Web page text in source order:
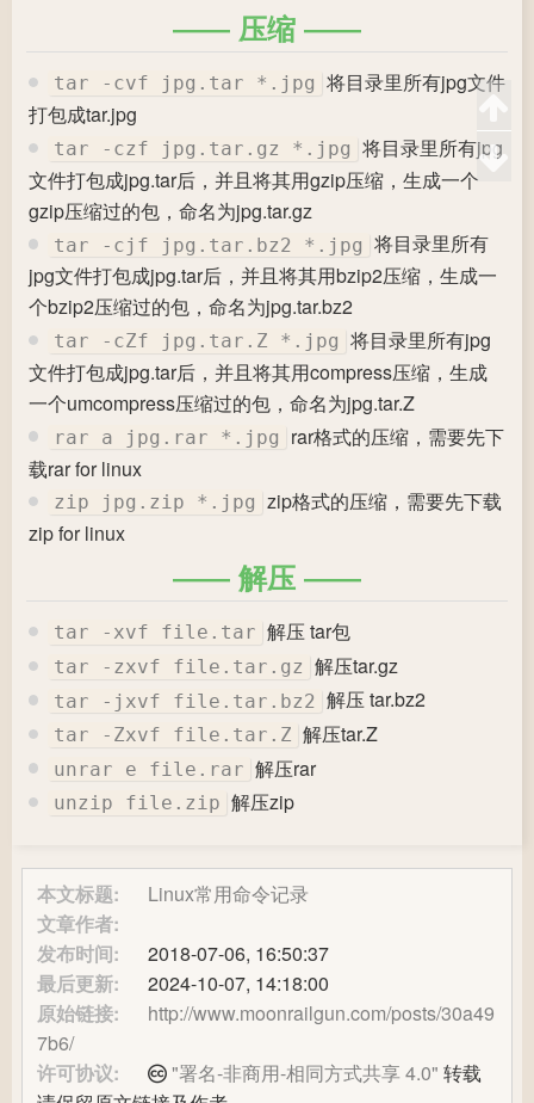
压缩
tar -cvf jpg.tar *.jpg 将目录里所有jpg文件
打包成tar.jpg
tar -czf jpg.tar.gz *.jpg 将目录里所有jpg
文件打包成jpg.tar后，并且将其用gzip压缩，生成一个
gzip压缩过的包，命名为jpg.tar.gz
tar -cjf jpg.tar.bz2 *.jpg 将目录里所有
jpg文件打包成jpg.tar后，并且将其用bzip2压缩，生成一
个bzip2压缩过的包，命名为jpg.tar.bz2
tar -cZf jpg.tar.Z *.jpg 将目录里所有jpg
文件打包成jpg.tar后，并且将其用compress压缩，生成
一个umcompress压缩过的包，命名为jpg.tar.Z
rar a jpg.rar *.jpg
rar格式的压缩，需要先下
载rar for linux
zip jpg.zip *.jpg zip格式的压缩，需要先下载
zip for linux
解压
tar -xvf file.tar 解压 tar包
tar -zxvf file.tar.gz 解压tar.gz
tar -jxvf file.tar.bz2 解压 tar.bz2
tar -Zxvf file.tar.Z 解压tar.Z
unrar e file.rar 解压rar
unzip file.zip 解压zip
本文标题:
Linux常用命令记录
文章作者:
发布时间:
2018-07-06, 16:50:37
最后更新:
2024-10-07, 14:18:00
原始链接:
http://www.moonrailgun.com/posts/30a49
7b6/
许可协议:
"署名-非商用-相同方式共享 4.0" 转载